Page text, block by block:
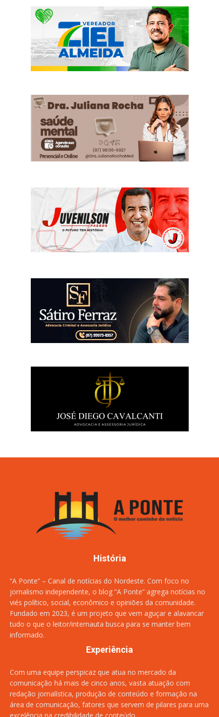
História
“A Ponte” – Canal de notícias do Nordeste. Com foco no
jornalismo independente, o blog “A Ponte” agrega notícias no
viés político, social, econômico e opiniões da comunidade.
Fundado em 2023, é um projeto que vem aguçar e alavancar
tudo o que o leitor/internauta busca para se manter bem
informado.
Experiência
Com uma equipe perspicaz que atua no mercado da
comunicação há mais de cinco anos, vasta atuação com
redação jornalística, produção de conteúdo e formação na
área de comunicação, fatores que servem de pilares para uma